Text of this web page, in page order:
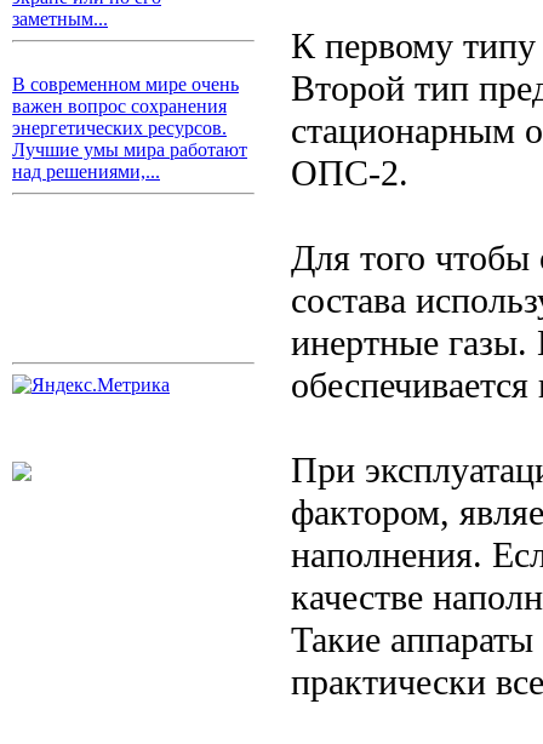
заметным...
В современном мире очень
важен вопрос сохранения
энергетических ресурсов.
Лучшие умы мира работают
над решениями,...
К первому
Второй тип
стационарным
ОПС-2.
Для того чтобы
состава
инертные газы.
При
фактором,
наполнения.
качестве
Такие
практически